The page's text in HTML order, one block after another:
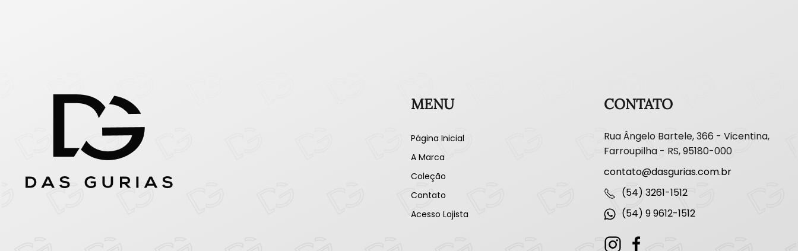
MENU
Página Inicial
A Marca
Coleção
Contato
Acesso Lojista
CONTATO
Rua Ângelo Bartele, 366 - Vicentina,
Farroupilha - RS, 95180-000
contato@dasgurias.com.br
(54) 3261-1512
(54) 9 9612-1512